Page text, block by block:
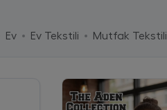
Ev Ev Tekstili Mutfak Tekstili